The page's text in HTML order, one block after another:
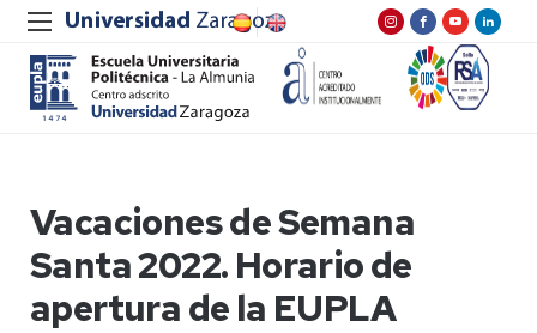
Vacaciones de Semana
Santa 2022. Horario de
apertura de la EUPLA